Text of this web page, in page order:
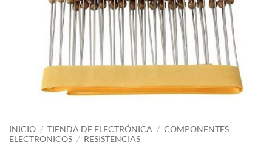
INICIO / TIENDA DE ELECTRÓNICA / COMPONENTES
ELECTRONICOS / RESISTENCIAS